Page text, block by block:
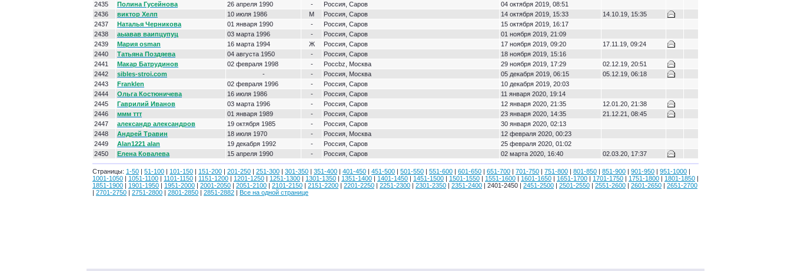
2435
Полина Гусейнова 26 апреля 1990 - Россия, Саров
04 октября 2019, 08:51
2436
виктор Хелп 10 июля 1986 М Россия, Саров 14 октября 2019, 15:33
14.10.19, 15:35
2437
Наталья Черникова 01 января 1990 - Россия, Саров
15 октября 2019, 16:17
2438
аыавав ваипцупуц 03 марта 1996 - Россия, Саров
01 ноября 2019, 21:09
2439
Мария osman 16 марта 1994 Ж Россия, Саров 17 ноября 2019, 09:20
17.11.19, 09:24
2440
Татьяна Поздяева 04 августа 1950 - Россия, Саров
18 ноября 2019, 15:16
2441
Макар Батрудинов 02 февраля 1998 - Росcbz, Москва 29 ноября 2019, 17:29
02.12.19, 20:51
2442
sibles-stroi.com - - Россия, Москва 05 декабря 2019, 06:15
05.12.19, 06:18
2443
Franklen 02 февраля 1996 - Россия, Саров
10 декабря 2019, 20:03
2444
Ольга Костюничева 16 июля 1986 - Россия, Саров
11 января 2020, 19:14
2445
Гаврилий Иванов 03 марта 1996 - Россия, Саров 12 января 2020, 21:35
12.01.20, 21:38
2446
ммм ттт 01 января 1989 - Россия, Саров 23 января 2020, 14:35
21.12.21, 08:45
2447
александр александров 19 октября 1985 - Россия, Саров
30 января 2020, 02:13
2448
Андрей Травин 18 июля 1970 - Россия, Москва
12 февраля 2020, 00:23
2449
Alan1221 alan 19 декабря 1992 - Россия, Саров
25 февраля 2020, 01:02
2450
Елена Ковалева 15 апреля 1990 - Россия, Саров 02 марта 2020, 16:40 02.03.20, 17:37
Страницы: 1-50 | 51-100 | 101-150 | 151-200 | 201-250 | 251-300 | 301-350 | 351-400 | 401-450 | 451-500 | 501-550 | 551-600 | 601-650 | 651-700 | 701-750 | 751-800 | 801-850 | 851-900 | 901-950 | 951-1000 |
1001-1050 | 1051-1100 | 1101-1150 | 1151-1200 | 1201-1250 | 1251-1300 | 1301-1350 | 1351-1400 | 1401-1450 | 1451-1500 | 1501-1550 | 1551-1600 | 1601-1650 | 1651-1700 | 1701-1750 | 1751-1800 | 1801-1850 |
1851-1900 | 1901-1950 | 1951-2000 | 2001-2050 | 2051-2100 | 2101-2150 | 2151-2200 | 2201-2250 | 2251-2300 | 2301-2350 | 2351-2400 | 2401-2450 | 2451-2500 | 2501-2550 | 2551-2600 | 2601-2650 | 2651-2700
| 2701-2750 | 2751-2800 | 2801-2850 | 2851-2882 | Все на одной странице